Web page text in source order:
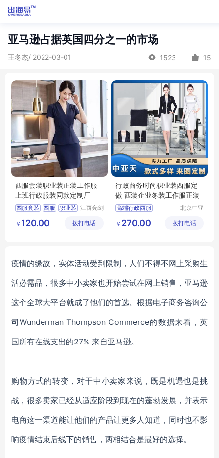
亚马逊占据英国四分之一的市场
王冬杰/ 2022-03-01 1523 15
西服套装职业装正装工作服
上班行政服装同款定制厂
西服套装 西服 职业装 江西亮剑
公司
￥ 120.00 拨打电话
行政商务时尚职业装西服定
做 西装企业冬装工作服正装
高端行政西服
商务女士职业套装
北京中亚
限公司
￥ 270.00 拨打电话
疫情的缘故，实体活动受到限制，人们不得不网上采购生
活必需品，很多中小卖家也开始尝试在网上销售，亚马逊
这个全球大平台就成了他们的首选。根据电子商务咨询公
司Wunderman Thompson Commerce的数据来看，英
国所有在线支出的27% 来自亚马逊。
购物方式的转变，对于中小卖家来说，既是机遇也是挑
战，很多卖家已经从适应阶段到现在的蓬勃发展，并表示
电商这一渠道能让他们的产品让更多人知道，同时也不影
响疫情结束后线下的销售，两相结合是最好的选择。